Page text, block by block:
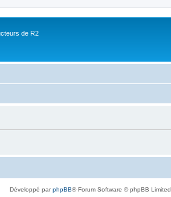
de R2
Développé parphpBB® Forum Software © phpBB Limited